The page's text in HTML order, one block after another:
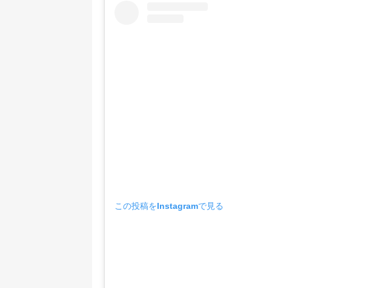
この投稿をInstagramで見る